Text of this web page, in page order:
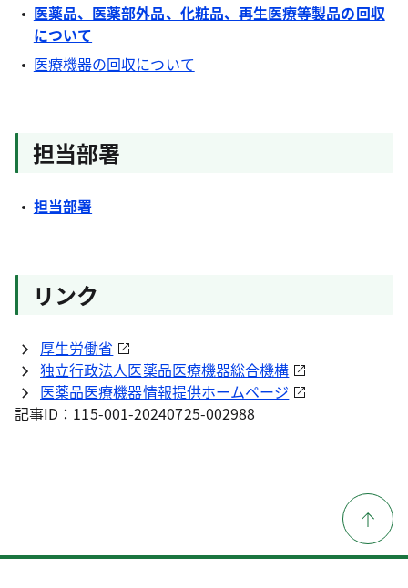
医薬品、医薬部外品、化粧品、再生医療等製品の回収
について
医療機器の回収について
担当部署
担当部署
リンク
厚生労働省
独立行政法人医薬品医療機器総合機構
医薬品医療機器情報提供ホームページ
記事ID：115-001-20240725-002988